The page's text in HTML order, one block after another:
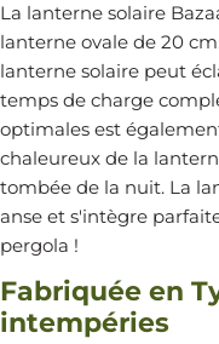
La lanterne solaire
lanterne ovale de 20
lanterne solaire peut
temps de charge
optimales est
chaleureux de la
tombée de la nuit. La
anse et s'intègre
pergola !
Fabriquée en
intempéries